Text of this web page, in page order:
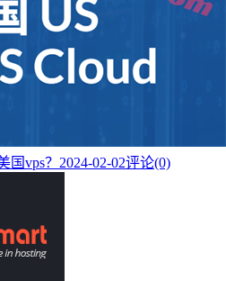
国vps？ 2024-02-02评论(0)